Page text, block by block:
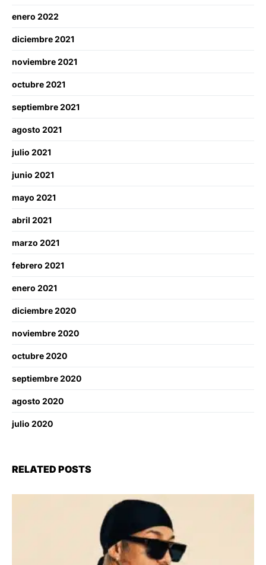
enero 2022
diciembre 2021
noviembre 2021
octubre 2021
septiembre 2021
agosto 2021
julio 2021
junio 2021
mayo 2021
abril 2021
marzo 2021
febrero 2021
enero 2021
diciembre 2020
noviembre 2020
octubre 2020
septiembre 2020
agosto 2020
julio 2020
RELATED POSTS